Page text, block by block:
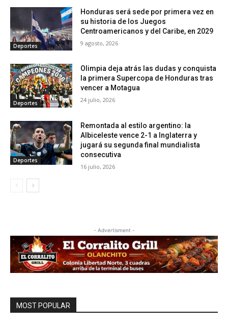
Deportes
Honduras será sede por primera vez en
su historia de los Juegos
Centroamericanos y del Caribe, en 2029
9 agosto, 2026
Deportes
Olimpia deja atrás las dudas y conquista
la primera Supercopa de Honduras tras
vencer a Motagua
24 julio, 2026
Deportes
Remontada al estilo argentino: la
Albiceleste vence 2-1 a Inglaterra y
jugará su segunda final mundialista
consecutiva
16 julio, 2026
- Advertisment -
MOST POPULAR